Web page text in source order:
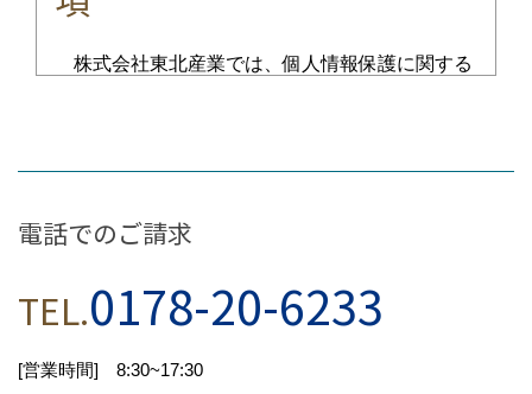
株式会社東北産業では、個人情報保護に関する
します。
個人情報の利用目的の公表に
関する事項
電話でのご請求
TEL.0178-20-6233
[営業時間] 8:30~17:30